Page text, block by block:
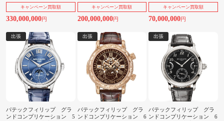
キャンペーン買取額
330,000,000円
キャンペーン買取額
200,000,000円
キャンペーン買取額
70,000,000円
出張
パテックフィリップ グラ
ンドコンプリケーション 5
出張
パテックフィリップ グラ
ンドコンプリケーション 6
出張
パテックフィリップ グラ
ンドコンプリケーション 6